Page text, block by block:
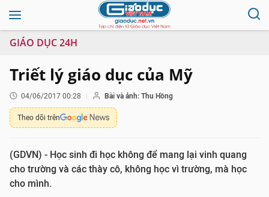
GIÁO DỤC 24H
Triết lý giáo dục của Mỹ
04/06/2017 00:28 Bài và ảnh: Thu Hồng
Theo dõi trên
(GDVN) - Học sinh đi học không để mang lại vinh quang
cho trường và các thày cô, không học vì trường, mà học
cho mình.